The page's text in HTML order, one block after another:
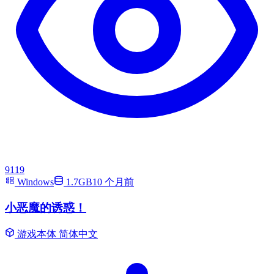
9119
Windows
1.7GB10 个月前
小恶魔的诱惑！
游戏本体 简体中文